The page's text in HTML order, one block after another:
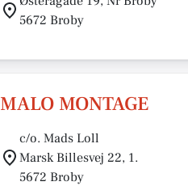
5672 Broby
MALO MONTAGE
c/o. Mads Loll
Marsk Billesvej 22, 1.
5672 Broby